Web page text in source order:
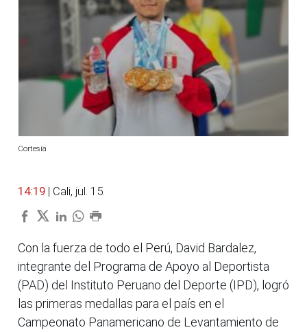
Cortesía
14:19 | Cali, jul. 15.
Con la fuerza de todo el Perú, David Bardalez,
integrante del Programa de Apoyo al Deportista
(PAD) del Instituto Peruano del Deporte (IPD), logró
las primeras medallas para el país en el
Campeonato Panamericano de Levantamiento de